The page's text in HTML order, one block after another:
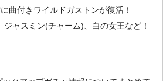
曲付きワイルドガストンが復活！
ャスミン(チャーム)、白の女王など！